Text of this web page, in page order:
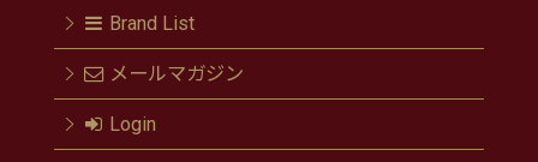
Brand List
メールマガジン
Login